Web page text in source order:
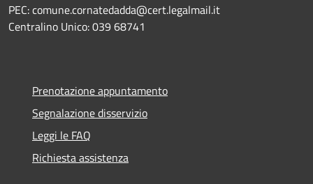
PEC: comune.cornatedadda@cert.legalmail.it
Centralino Unico: 039 68741
Prenotazione appuntamento
Segnalazione disservizio
Leggi le FAQ
Richiesta assistenza